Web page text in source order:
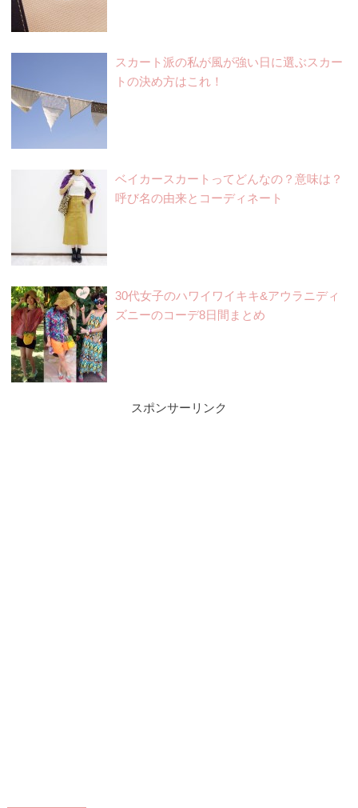
スカート派の私が風が強い日に選ぶスカー
トの決め方はこれ！
ベイカースカートってどんなの？意味は？
呼び名の由来とコーディネート
30代女子のハワイワイキキ&アウラニディ
ズニーのコーデ8日間まとめ
スポンサーリンク